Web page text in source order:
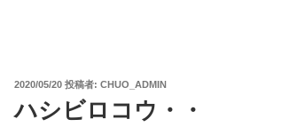
投
日:
2020/05/20 投稿者: CHUO_ADMIN
ハシビロコウ・・